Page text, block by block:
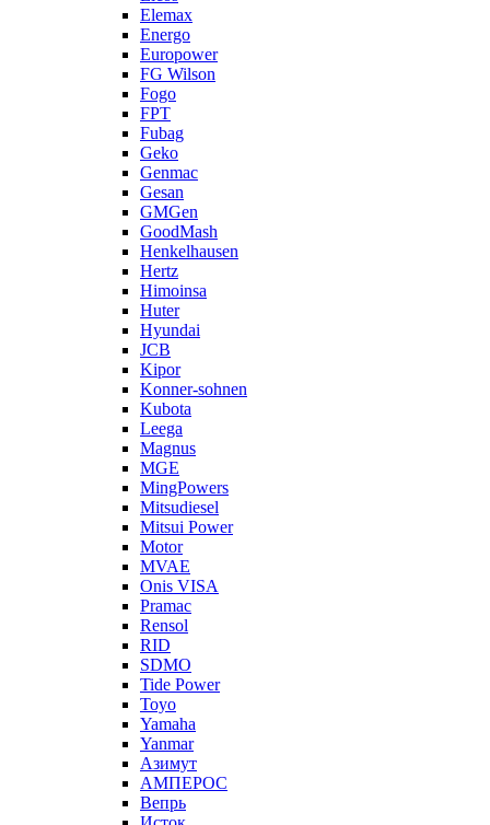
Elemax
Energo
Europower
FG Wilson
Fogo
FPT
Fubag
Geko
Genmac
Gesan
GMGen
GoodMash
Henkelhausen
Hertz
Himoinsa
Huter
Hyundai
JCB
Kipor
Konner-sohnen
Kubota
Leega
Magnus
MGE
MingPowers
Mitsudiesel
Mitsui Power
Motor
MVAE
Onis VISA
Pramac
Rensol
RID
SDMO
Tide Power
Toyo
Yamaha
Yanmar
Азимут
АМПЕРОС
Вепрь